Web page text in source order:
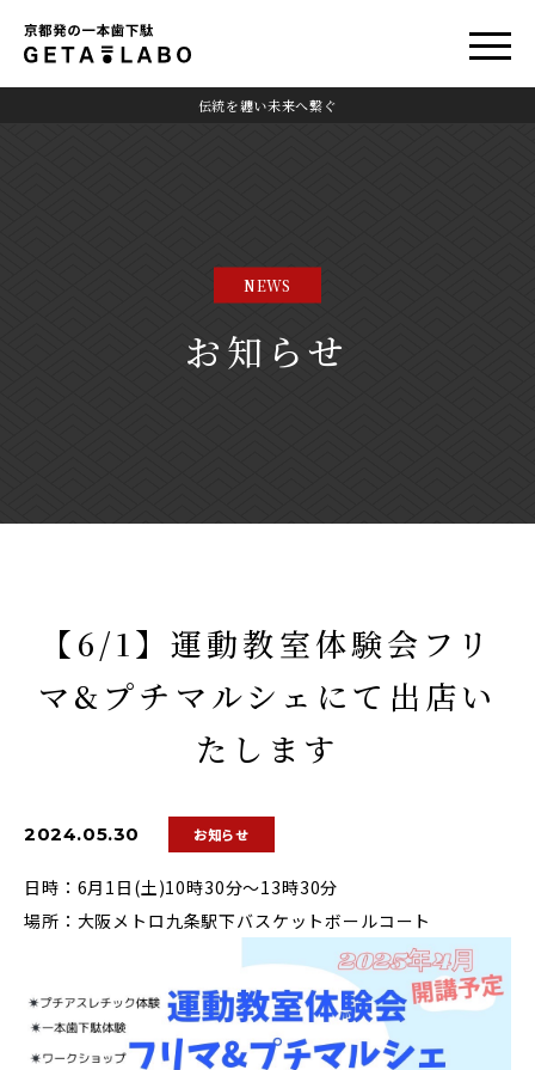
伝統を纏い未来へ繋ぐ
NEWS
お知らせ
【6/1】運動教室体験会フリ
マ&プチマルシェにて出店い
たします
2024.05.30 お知らせ
日時：6月1日(土)10時30分～13時30分
場所：大阪メトロ九条駅下バスケットボールコート